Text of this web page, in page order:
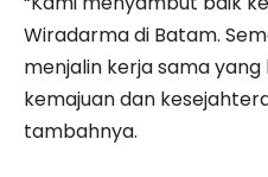
Wiradarma di Batam.
menjalin kerja sama
kemajuan dan
tambahnya.